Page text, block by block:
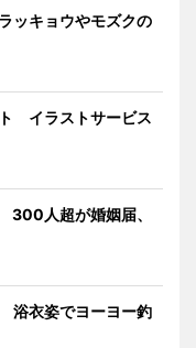
ッキョウやモズクの
イラストサービス
人超が婚姻届、
浴衣姿でヨーヨー釣